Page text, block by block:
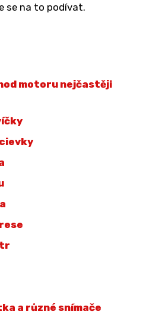
se na to podívat.
motoru nejčastěji
a různé snímače